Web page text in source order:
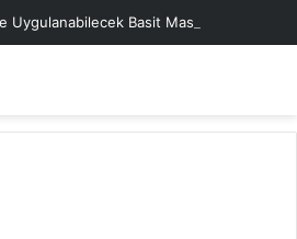
Uygulanabilecek Basit Maskeler